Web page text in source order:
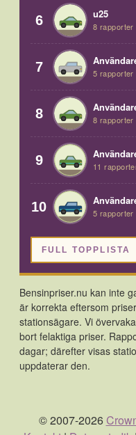
6 u25
8 rapporter
7 5 rapporter
8 8 rapporter
9 11
10 5 rapporter
FULL TOPPLISTA
Bensinpriser.nu kan inte
är korrekta eftersom
stationsägare. Vi
bort felaktiga priser.
dagar; därefter visas
uppdaterar den.
© 2007-2026